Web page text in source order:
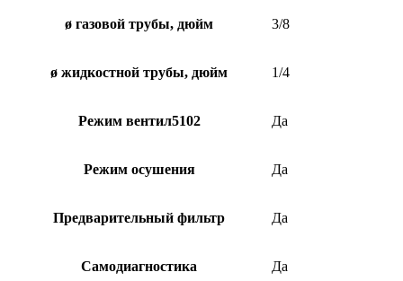
ø газовой трубы, дюйм 3/8
ø жидкостной трубы, дюйм 1/4
Режим вентил5102 Да
Режим осушения Да
Предварительный фильтр Да
Самодиагностика Да